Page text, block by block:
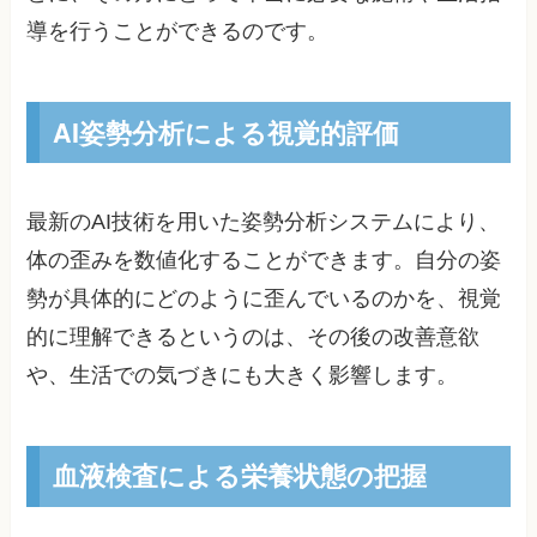
導を行うことができるのです。
AI姿勢分析による視覚的評価
最新のAI技術を用いた姿勢分析システムにより、
体の歪みを数値化することができます。自分の姿
勢が具体的にどのように歪んでいるのかを、視覚
的に理解できるというのは、その後の改善意欲
や、生活での気づきにも大きく影響します。
血液検査による栄養状態の把握